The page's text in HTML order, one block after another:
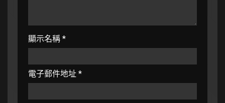
顯示名稱 *
電子郵件地址 *